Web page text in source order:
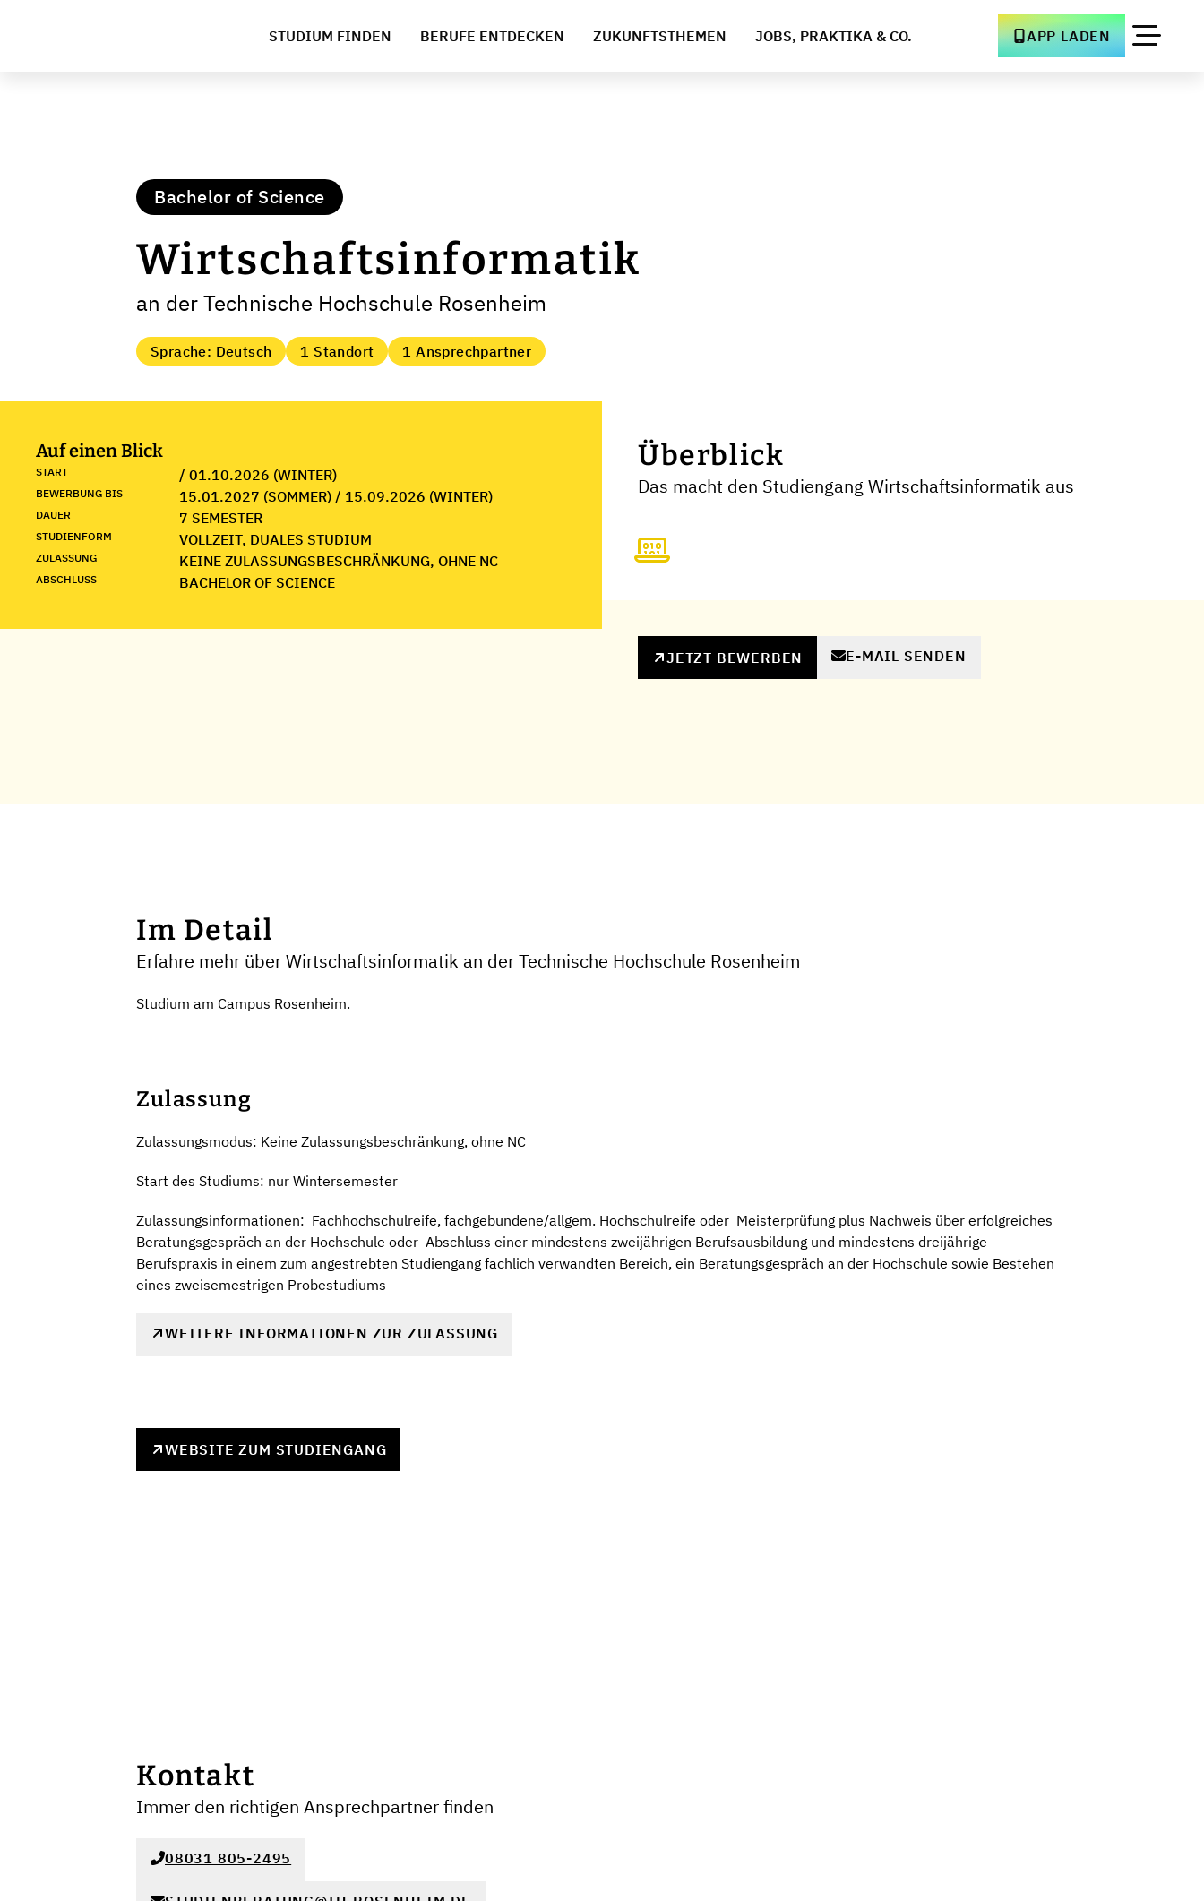
STUDIUM FINDEN BERUFE ENTDECKEN ZUKUNFTSTHEMEN JOBS, PRAKTIKA & CO. APP LADEN
Bachelor of Science
Wirtschaftsinformatik
an der Technische Hochschule Rosenheim
Sprache: Deutsch 1 Standort 1 Ansprechpartner
Auf einen Blick
START / 01.10.2026 (WINTER)
BEWERBUNG BIS 15.01.2027 (SOMMER) / 15.09.2026 (WINTER)
DAUER 7 SEMESTER
STUDIENFORM VOLLZEIT, DUALES STUDIUM
ZULASSUNG KEINE ZULASSUNGSBESCHRÄNKUNG, OHNE NC
ABSCHLUSS BACHELOR OF SCIENCE
Überblick
Das macht den Studiengang Wirtschaftsinformatik aus
JETZT BEWERBEN E-MAIL SENDEN
Im Detail
Erfahre mehr über Wirtschaftsinformatik an der Technische Hochschule Rosenheim
Studium am Campus Rosenheim.
Zulassung
Zulassungsmodus: Keine Zulassungsbeschränkung, ohne NC
Start des Studiums: nur Wintersemester
Zulassungsinformationen:  Fachhochschulreife, fachgebundene/allgem. Hochschulreife oder  Meisterprüfung plus Nachweis über erfolgreiches
Beratungsgespräch an der Hochschule oder  Abschluss einer mindestens zweijährigen Berufsausbildung und mindestens dreijährige
Berufspraxis in einem zum angestrebten Studiengang fachlich verwandten Bereich, ein Beratungsgespräch an der Hochschule sowie Bestehen
eines zweisemestrigen Probestudiums
WEITERE INFORMATIONEN ZUR ZULASSUNG
WEBSITE ZUM STUDIENGANG
Kontakt
Immer den richtigen Ansprechpartner finden
08031 805-2495